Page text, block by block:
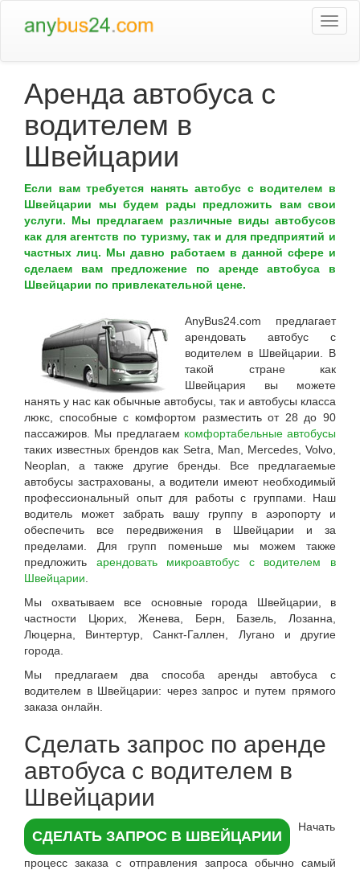
Аренда автобуса с
водителем в
Швейцарии
Если вам требуется нанять автобус с водителем в
Швейцарии мы будем рады предложить вам свои
услуги. Мы предлагаем различные виды автобусов
как для агентств по туризму, так и для предприятий и
частных лиц. Мы давно работаем в данной сфере и
сделаем вам предложение по аренде автобуса в
Швейцарии по привлекательной цене.
AnyBus24.com предлагает
арендовать автобус с
водителем в Швейцарии . В
такой стране как
Швейцария вы можете
нанять у нас как обычные автобусы, так и автобусы класса
люкс, способные с комфортом разместить от 28 до 90
пассажиров. Мы предлагаем комфортабельные автобусы
таких известных брендов как Setra, Man, Mercedes, Volvo,
Neoplan, а также другие бренды. Все предлагаемые
автобусы застрахованы, а водители имеют необходимый
профессиональный опыт для работы с группами. Наш
водитель может забрать вашу группу в аэропорту и
обеспечить все передвижения в Швейцарии и за
пределами. Для групп поменьше мы можем также
предложить арендовать микроавтобус с водителем в
Швейцарии
Мы охватываем все основные города Швейцарии, в
частности Цюрих, Женева, Берн, Базель, Лозанна,
Люцерна, Винтертур, Санкт-Галлен, Лугано и другие
города.
Мы предлагаем два способа аренды автобуса с
водителем в Швейцарии: через запрос и путем прямого
заказа онлайн.
Сделать запрос по аренде
автобуса с водителем в
Швейцарии
СДЕЛАТЬ ЗАПРОС В ШВЕЙЦАРИИ
Начать
процесс заказа с отправления запроса обычно самый